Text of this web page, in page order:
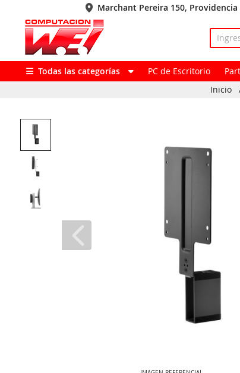
Marchant Pereira 150, Providencia
Todas las categorías PC de Escritorio
Inicio